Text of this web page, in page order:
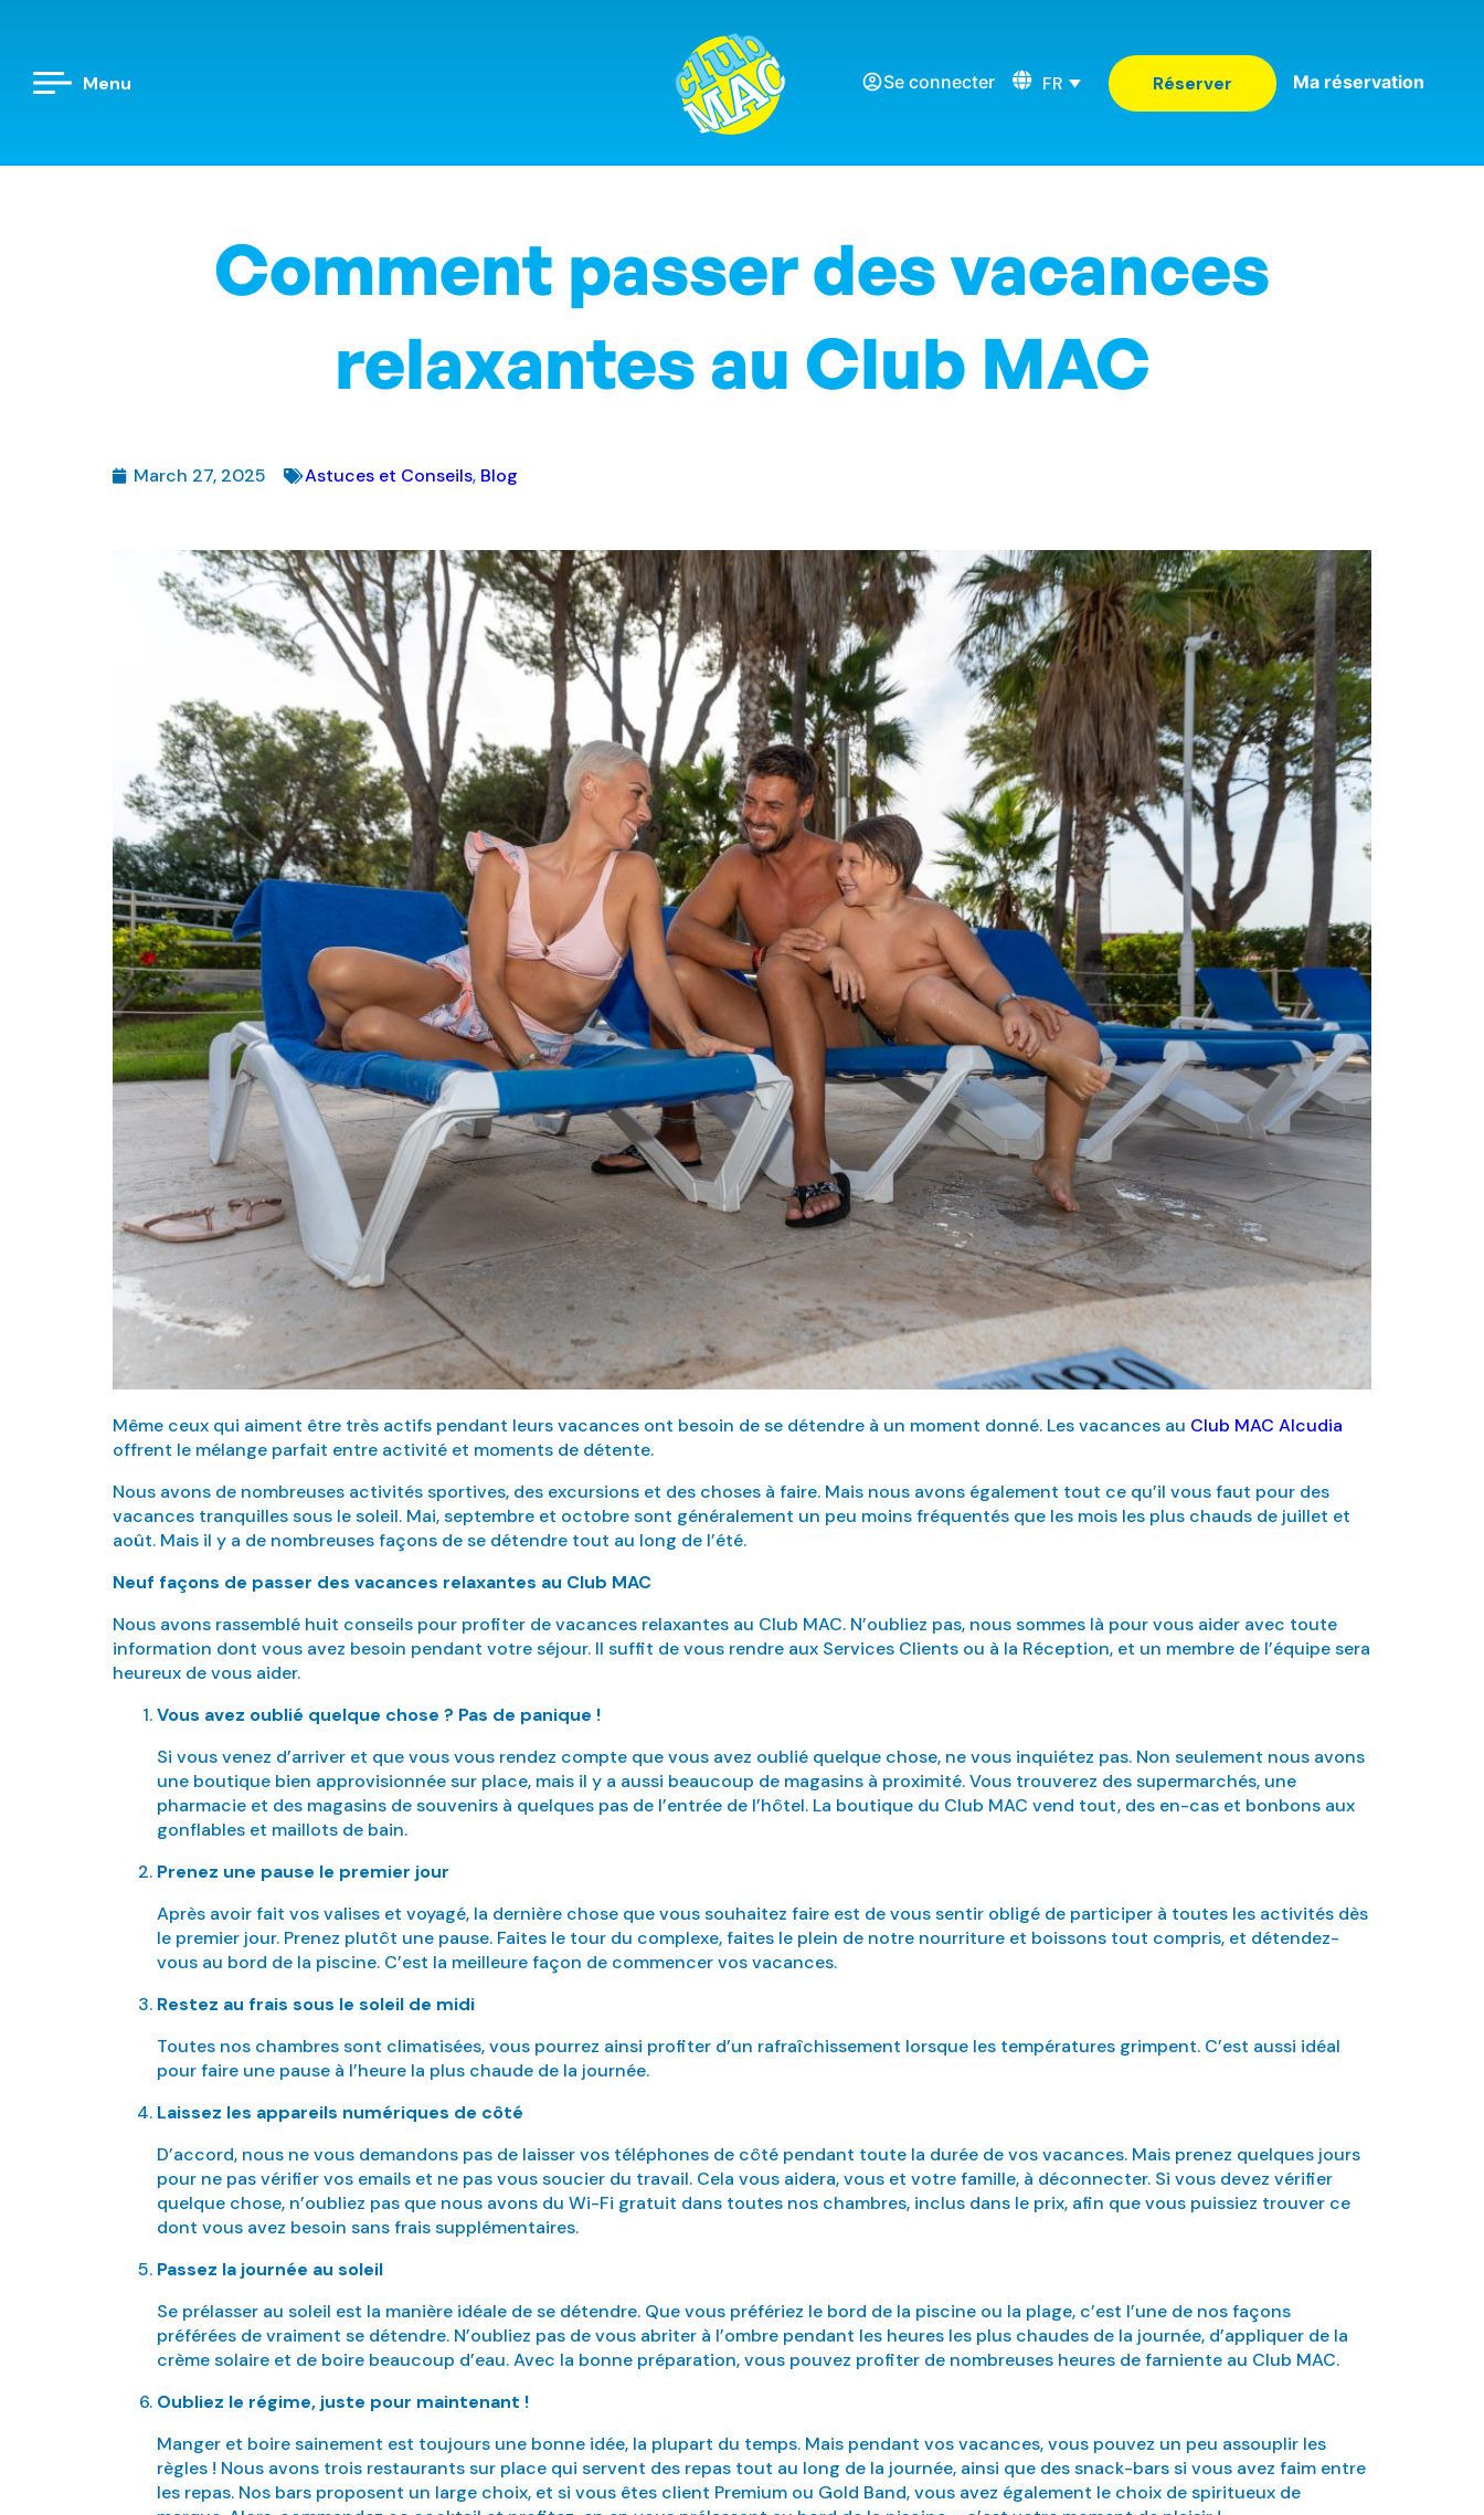
Menu Se connecter FR Réserver Ma réservation
Comment passer des vacances
relaxantes au Club MAC
March 27, 2025 Astuces et Conseils, Blog
Même ceux qui aiment être très actifs pendant leurs vacances ont besoin de se détendre à un moment donné. Les vacances au Club MAC Alcudia
offrent le mélange parfait entre activité et moments de détente.
Nous avons de nombreuses activités sportives, des excursions et des choses à faire. Mais nous avons également tout ce qu’il vous faut pour des
vacances tranquilles sous le soleil. Mai, septembre et octobre sont généralement un peu moins fréquentés que les mois les plus chauds de juillet et
août. Mais il y a de nombreuses façons de se détendre tout au long de l’été.
Neuf façons de passer des vacances relaxantes au Club MAC
Nous avons rassemblé huit conseils pour profiter de vacances relaxantes au Club MAC. N’oubliez pas, nous sommes là pour vous aider avec toute
information dont vous avez besoin pendant votre séjour. Il suffit de vous rendre aux Services Clients ou à la Réception, et un membre de l’équipe sera
heureux de vous aider.
Vous avez oublié quelque chose ? Pas de panique !
Si vous venez d’arriver et que vous vous rendez compte que vous avez oublié quelque chose, ne vous inquiétez pas. Non seulement nous avons
une boutique bien approvisionnée sur place, mais il y a aussi beaucoup de magasins à proximité. Vous trouverez des supermarchés, une
pharmacie et des magasins de souvenirs à quelques pas de l’entrée de l’hôtel. La boutique du Club MAC vend tout, des en-cas et bonbons aux
gonflables et maillots de bain.
Prenez une pause le premier jour
Après avoir fait vos valises et voyagé, la dernière chose que vous souhaitez faire est de vous sentir obligé de participer à toutes les activités dès
le premier jour. Prenez plutôt une pause. Faites le tour du complexe, faites le plein de notre nourriture et boissons tout compris, et détendez-
vous au bord de la piscine. C’est la meilleure façon de commencer vos vacances.
Restez au frais sous le soleil de midi
Toutes nos chambres sont climatisées, vous pourrez ainsi profiter d’un rafraîchissement lorsque les températures grimpent. C’est aussi idéal
pour faire une pause à l’heure la plus chaude de la journée.
Laissez les appareils numériques de côté
D’accord, nous ne vous demandons pas de laisser vos téléphones de côté pendant toute la durée de vos vacances. Mais prenez quelques jours
pour ne pas vérifier vos emails et ne pas vous soucier du travail. Cela vous aidera, vous et votre famille, à déconnecter. Si vous devez vérifier
quelque chose, n’oubliez pas que nous avons du Wi-Fi gratuit dans toutes nos chambres, inclus dans le prix, afin que vous puissiez trouver ce
dont vous avez besoin sans frais supplémentaires.
Passez la journée au soleil
Se prélasser au soleil est la manière idéale de se détendre. Que vous préfériez le bord de la piscine ou la plage, c’est l’une de nos façons
préférées de vraiment se détendre. N’oubliez pas de vous abriter à l’ombre pendant les heures les plus chaudes de la journée, d’appliquer de la
crème solaire et de boire beaucoup d’eau. Avec la bonne préparation, vous pouvez profiter de nombreuses heures de farniente au Club MAC.
Oubliez le régime, juste pour maintenant !
Manger et boire sainement est toujours une bonne idée, la plupart du temps. Mais pendant vos vacances, vous pouvez un peu assouplir les
règles ! Nous avons trois restaurants sur place qui servent des repas tout au long de la journée, ainsi que des snack-bars si vous avez faim entre
les repas. Nos bars proposent un large choix, et si vous êtes client Premium ou Gold Band, vous avez également le choix de spiritueux de